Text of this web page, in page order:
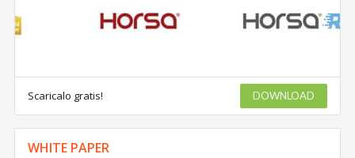
Scaricalo gratis! DOWNLOAD
WHITE PAPER